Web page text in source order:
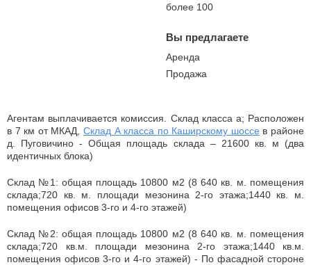
более 100
Вы предлагаете
Аренда
Продажа
Агентам выплачивается комиссия. Склад класса а; Расположен
в 7 км от МКАД, Склад А класса по Каширскому шоссе в районе
д. Пуговичино - Общая площадь склада – 21600 кв. м (два
идентичных блока)
Склад №1: общая площадь 10800 м2 (8 640 кв. м. помещения
склада;720 кв. м. площади мезонина 2-го этажа;1440 кв. м.
помещения офисов 3-го и 4-го этажей)
Склад №2: общая площадь 10800 м2 (8 640 кв. м. помещения
склада;720 кв.м. площади мезонина 2-го этажа;1440 кв.м.
помещения офисов 3-го и 4-го этажей) - По фасадной стороне